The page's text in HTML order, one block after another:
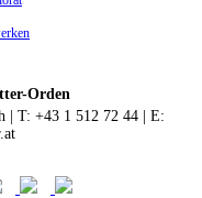
Orden
| T: +43 1 512 72 44 | E: